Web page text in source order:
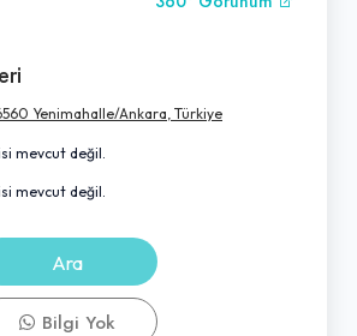
Yenimahalle/Ankara, Türkiye
mevcut değil.
mevcut değil.
Ara
Bilgi Yok